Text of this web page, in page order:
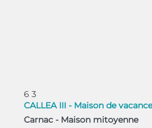
6 3
CALLEA III - Maison de
Carnac - Maison mitoyenne